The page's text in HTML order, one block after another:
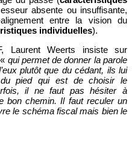
absente ou insuffisante,
entre la vision du
individuelles).
Laurent Weerts insiste sur
qui permet de donner la parole
plutôt que du cédant, ils lui
pied qui est de choisir le
il ne faut pas hésiter à
bon chemin. Il faut reculer un
le schéma fiscal mais bien le